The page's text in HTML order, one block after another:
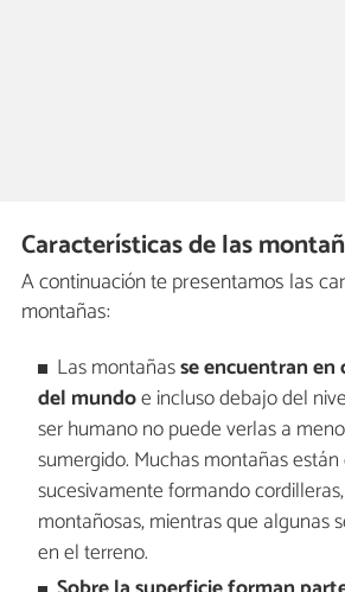
Características de las
A continuación te presentamos las
montañas:
Las montañasse encuentran
del mundoe incluso debajo del
ser humano no puede verlas a
sumergido. Muchas montañas
sucesivamente formando
montañosas, mientras que algunas
en el terreno.